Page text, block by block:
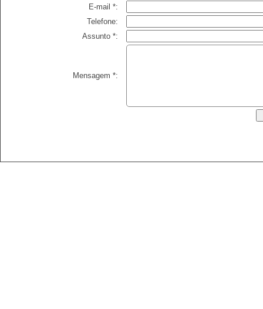
E-mail *:
Telefone:
Assunto *:
Mensagem *: